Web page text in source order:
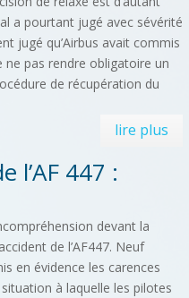
a pourtant jugé avec sévérité
jugé qu’Airbus avait commis
pas rendre obligatoire un
de récupération du
lire plus
l’AF 447 :
devant la
de l’AF447. Neuf
en évidence les carences
à laquelle les pilotes